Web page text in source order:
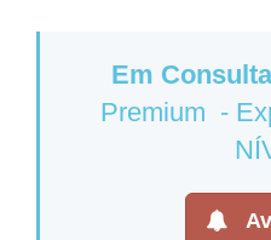
Em Consulta
Premium -